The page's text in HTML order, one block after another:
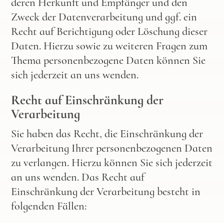
Zweck der Datenverarbeitung und ggf. ein
Recht auf Berichtigung oder Löschung dieser
Daten. Hierzu sowie zu weiteren Fragen zum
Thema personenbezogene Daten können Sie
sich jederzeit an uns wenden.
Recht auf Einschränkung der
Verarbeitung
Sie haben das Recht, die Einschränkung der
Verarbeitung Ihrer personenbezogenen Daten
zu verlangen. Hierzu können Sie sich jederzeit
an uns wenden. Das Recht auf
Einschränkung der Verarbeitung besteht in
folgenden Fällen: